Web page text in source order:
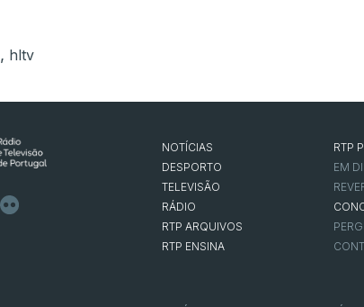
, hltv
NOTÍCIAS
DESPORTO
TELEVISÃO
RÁDIO
RTP ARQUIVOS
RTP ENSINA
RTP
EM